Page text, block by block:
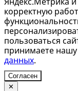
корректную
пользоваться
принимаете нашу
данных.
Согласен
✕